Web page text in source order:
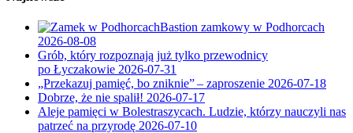
Bastion zamkowy w Podhorcach
2026-08-08
Grób, który rozpoznają już tylko przewodnicy
po Łyczakowie 2026-07-31
„Przekazuj pamięć, bo zniknie” – zaproszenie 2026-07-18
Dobrze, że nie spalił! 2026-07-17
Aleje pamięci w Bolestraszycach. Ludzie, którzy nauczyli nas
patrzeć na przyrodę 2026-07-10